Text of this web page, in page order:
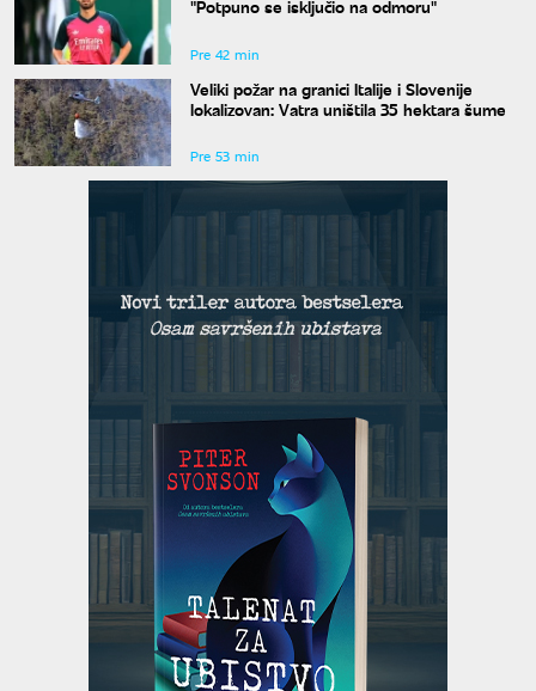
"Potpuno se isključio na odmoru"
Pre 42 min
Veliki požar na granici Italije i Slovenije
lokalizovan: Vatra uništila 35 hektara šume
Pre 53 min